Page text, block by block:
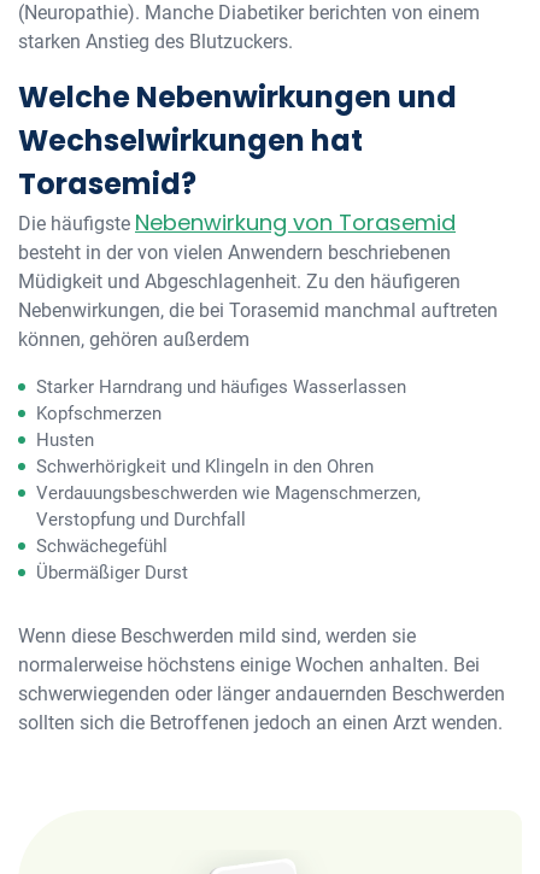
(Neuropathie). Manche Diabetiker berichten von einem
starken Anstieg des Blutzuckers.
Welche Nebenwirkungen und
Wechselwirkungen hat
Torasemid?
Die häufigste Nebenwirkung von Torasemid
besteht in der von vielen Anwendern beschriebenen
Müdigkeit und Abgeschlagenheit. Zu den häufigeren
Nebenwirkungen, die bei Torasemid manchmal auftreten
können, gehören außerdem
Starker Harndrang und häufiges Wasserlassen
Kopfschmerzen
Husten
Schwerhörigkeit und Klingeln in den Ohren
Verdauungsbeschwerden wie Magenschmerzen,
Verstopfung und Durchfall
Schwächegefühl
Übermäßiger Durst
Wenn diese Beschwerden mild sind, werden sie
normalerweise höchstens einige Wochen anhalten. Bei
schwerwiegenden oder länger andauernden Beschwerden
sollten sich die Betroffenen jedoch an einen Arzt wenden.